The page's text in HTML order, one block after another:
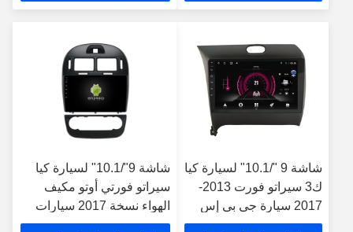
شاشة 9 "/10.1" لسيارة كيا
ك3 سيراتو فورت 2013-
2017 سيارة جي بي إس
لاعب كاربلاي
شاشة 9"/10.1" لسيارة كيا
سيراتو فورتي أوتو مكيف
الهواء نسخة 2017 سيارات
متعددة الوسائط ستيريو